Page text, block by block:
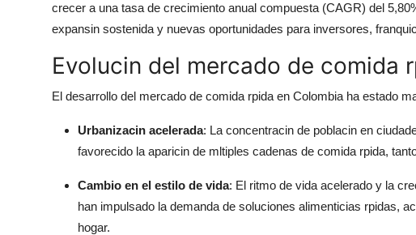
Business
Finance
crecer a una tasa de crecimiento anual compuesta (CAGR) del
expansin sostenida y nuevas oportunidades para inversores,
Evolucin del mercado de comida
El desarrollo del mercado de comida rpida en Colombia ha estado
Urbanizacin acelerada: La concentracin de poblacin en
favorecido la aparicin de mltiples cadenas de comida rpida,
Cambio en el estilo de vida: El ritmo de vida acelerado y la
han impulsado la demanda de soluciones alimenticias rpidas,
hogar.